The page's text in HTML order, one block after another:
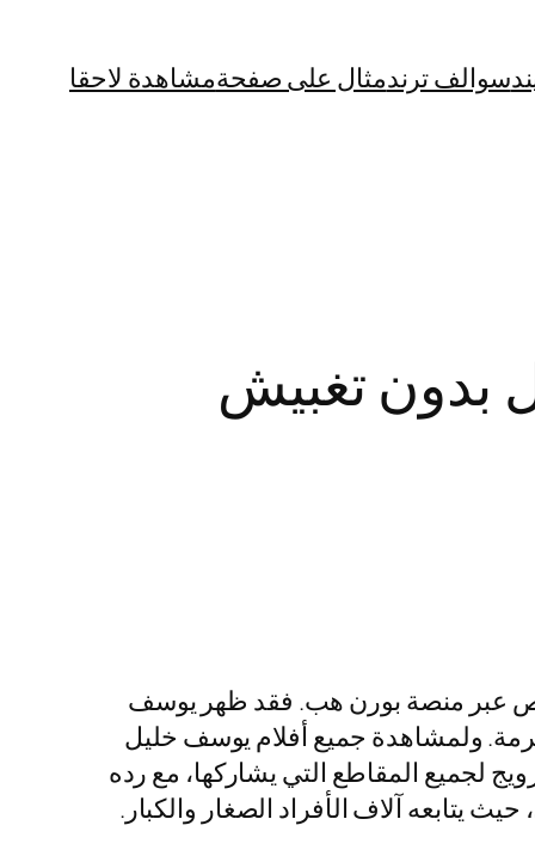
سوالف ترندمثال على صفحةمشاهدة لاحقا
خاص عبر منصة بورن هب. فقد ظهر يوسف
ولمشاهدة جميع أفلام يوسف خليل
لجميع المقاطع التي يشاركها، مع رده
يتابعه آلاف الأفراد الصغار والكبار.